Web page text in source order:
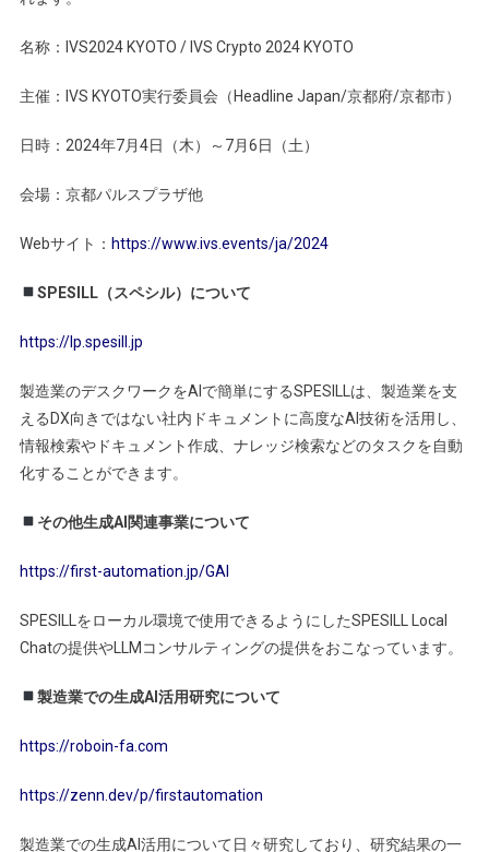
名称：IVS2024 KYOTO / IVS Crypto 2024 KYOTO
主催：IVS KYOTO実行委員会（Headline Japan/京都府/京都市）
日時：2024年7月4日（木）～7月6日（土）
会場：京都パルスプラザ他
Webサイト： https://www.ivs.events/ja/2024
SPESILL（スペシル）について
https://lp.spesill.jp
製造業のデスクワークをAIで簡単にするSPESILLは、製造業を支
えるDX向きではない社内ドキュメントに高度なAI技術を活用し、
情報検索やドキュメント作成、ナレッジ検索などのタスクを自動
化することができます。
その他生成AI関連事業について
https://first-automation.jp/GAI
SPESILLをローカル環境で使用できるようにしたSPESILL Local
Chatの提供やLLMコンサルティングの提供をおこなっています。
製造業での生成AI活用研究について
https://roboin-fa.com
https://zenn.dev/p/firstautomation
製造業での生成AI活用について日々研究しており、研究結果の一